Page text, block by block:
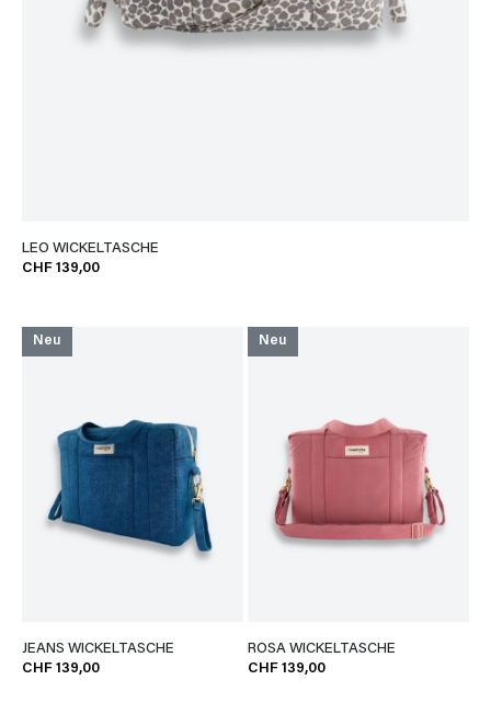
LEO WICKELTASCHE
CHF 139,00
Neu
JEANS WICKELTASCHE
CHF 139,00
Neu
ROSA WICKELTASCHE
CHF 139,00